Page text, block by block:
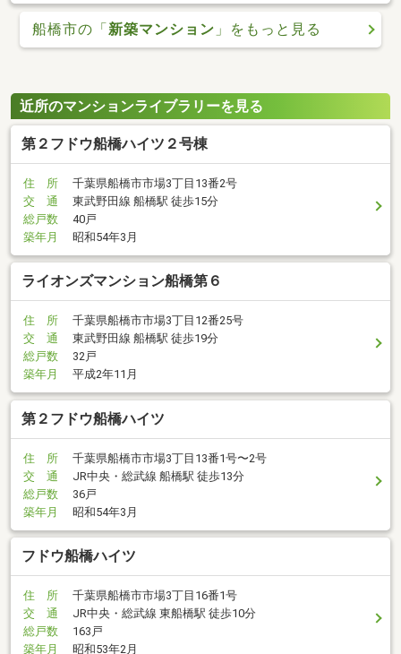
船橋市の「新築マンション 」をもっと見る
近所のマンションライブラリーを見る
第２フドウ船橋ハイツ２号棟
住 所
千葉県船橋市市場3丁目13番2号
交 通
東武野田線 船橋駅 徒歩15分
総戸数
40戸
築年月
昭和54年3月
ライオンズマンション船橋第６
住 所
千葉県船橋市市場3丁目12番25号
交 通
東武野田線 船橋駅 徒歩19分
総戸数
32戸
築年月
平成2年11月
第２フドウ船橋ハイツ
住 所
千葉県船橋市市場3丁目13番1号〜2号
交 通
JR中央・総武線 船橋駅 徒歩13分
総戸数
36戸
築年月
昭和54年3月
フドウ船橋ハイツ
住 所
千葉県船橋市市場3丁目16番1号
交 通
JR中央・総武線 東船橋駅 徒歩10分
総戸数
163戸
築年月
昭和53年2月